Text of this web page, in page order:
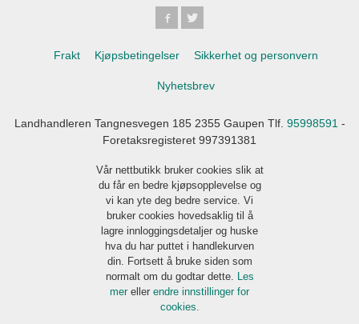
Frakt Kjøpsbetingelser Sikkerhet og personvern
Nyhetsbrev
Landhandleren Tangnesvegen 185 2355 Gaupen Tlf. 95998591 -
Foretaksregisteret 997391381
Vår nettbutikk bruker cookies slik at
du får en bedre kjøpsopplevelse og
vi kan yte deg bedre service. Vi
bruker cookies hovedsaklig til å
lagre innloggingsdetaljer og huske
hva du har puttet i handlekurven
din. Fortsett å bruke siden som
normalt om du godtar dette. Les
mer eller endre innstillinger for
cookies.